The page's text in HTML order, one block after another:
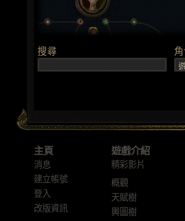
主頁
消息
建立帳號
登入
改版資訊
遊戲介紹
精彩影片
概觀
天賦樹
輿圖樹